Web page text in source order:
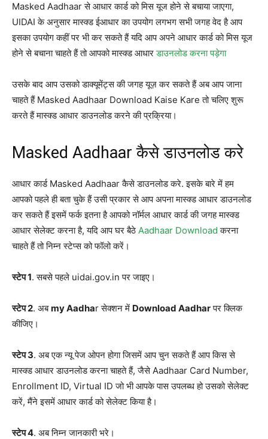
Masked Aadhaar से आधार कार्ड को मिस यूज होने से बचाया जाएगा,
UIDAI के अनुसार मास्क्ड ईआधार का उपयोग लगभग सभी जगह वेद है आप
इसका उपयोग कहीं पर भी कर सकते हैं यदि आप अपने आधार कार्ड को मिस यूज
होने से बचाना चाहते हैं तो आपको मास्‍क्‍ड आधारडाउनलोड करना पड़ेगा
उसके बाद आप उसको डाक्यूमेंट्स की जगह यूज़ कर सकते हैं अब आप जाना
चाहते हैं Masked Aadhaar Download Kaise Kare तो चलिए शुरू
करते हैं मास्‍क्‍ड आधार डाउनलोड करने की प्रक्रिया।
Masked Aadhaar कैसे डाउनलोड करे
आधार कार्ड Masked Aadhaar कैसे डाउनलोड करे. इसके बारे में हम
आपको पहले ही बता चुके हैं उसी प्रकार से आप अपना मास्‍क्‍ड आधार डाउनलोड
कर सकते हैं इसमें फर्क इतना है आपको नॉर्मल आधार कार्ड की जगह मास्‍क्‍ड
आधार सेलेक्ट करना है, यदि आप घर बैठे Aadhaar Download करना
चाहते हैं तो निम्न स्टेप्स को फॉलो करें।
स्टेप 1. सबसे पहले uidai.gov.in पर जाइए।
स्टेप 2. अबmy Aadhar सेक्शन में Download Aadharपर क्लिक
कीजिए।
स्टेप 3. अब एक न्यू पेज ओपन होगा जिसमें आप चुन सकते हैं आप किस से
मास्‍क्‍ड आधार डाउनलोड करना चाहते हैं, जैसे Aadhaar Card Number,
Enrollment ID, Virtual ID जो भी आपके पास उपलब्ध हो उसको सेलेक्ट
करें, मैंने इसमें आधार कार्ड को सेलेक्ट किया है।
स्टेप 4. अब निम्न जानकारी भरे।